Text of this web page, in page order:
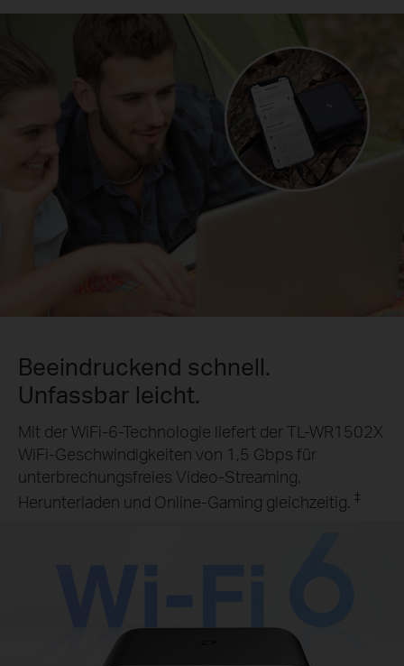
Beeindruckend schnell.
Unfassbar leicht.
Mit der WiFi-6-Technologie liefert der TL-WR1502X
WiFi-Geschwindigkeiten von 1,5 Gbps für
unterbrechungsfreies Video-Streaming,
Herunterladen und Online-Gaming gleichzeitig. ‡